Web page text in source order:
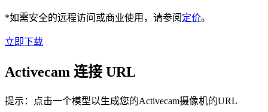
*如需安全的远程访问或商业使用，请参阅 定价。
立即下载
Activecam 连接 URL
提示：点击一个模型以生成您的Activecam摄像机的URL